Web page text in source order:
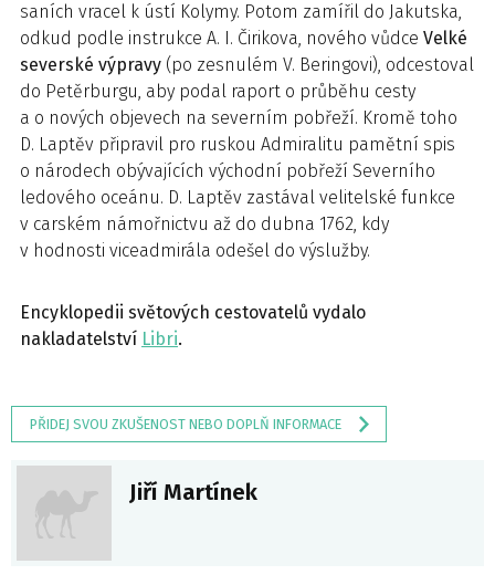
saních vracel k ústí Kolymy. Potom zamířil do Jakutska,
odkud podle instrukce A. I. Čirikova, nového vůdce Velké
se­verské výpravy (po zesnulém V. Beringovi), odcestoval
do Petěrburgu, aby podal raport o průběhu cesty
a o nových objevech na severním pobřeží. Kromě toho
D. Laptěv připravil pro ruskou Admiralitu pamětní spis
o národech obývajících východní pobřeží Severního
ledového oceánu. D. Laptěv zastával velitelské funkce
v carském námořnictvu až do dubna 1762, kdy
v hodnosti viceadmirála odešel do výslužby.
Encyklopedii světových cestovatelů vydalo
nakladatelství Libri.
PŘIDEJ SVOU ZKUŠENOST NEBO DOPLŇ INFORMACE
Jiří Martínek